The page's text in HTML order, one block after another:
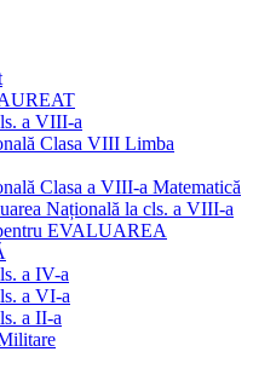
a VIII-a
Clasa VIII Limba
Clasa a VIII-a Matematică
Națională la cls. a VIII-a
EVALUAREA
a IV-a
a VI-a
a II-a